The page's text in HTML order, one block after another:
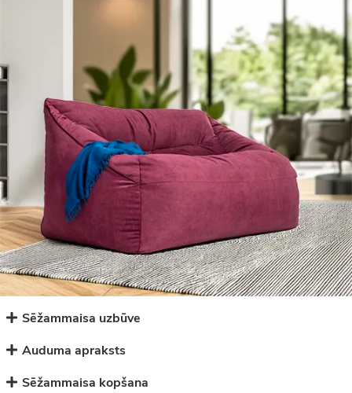
Sēžammaisa uzbūve
Auduma apraksts
Sēžammaisa kopšana